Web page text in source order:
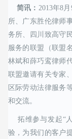
简讯： 2013年8
所、广东胜伦律师
务所、四川致高守
服务的联盟（联盟
林斌和薛巧鸾律师
联盟邀请有关专家
区际劳动法律服务
和交流。
拓维参与发起“人
验，为我们的客户